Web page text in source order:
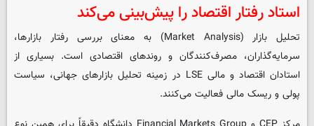
استاد رفتار اقتصاد را پیش‌بینی می‌کند
تحلیل بازار (Market Analysis) به معنای بررسی رفتار بازارها،
سرمایه‌گذاران، مصرف‌کنندگان و روندهای اقتصادی است. بسیاری از
استادان اقتصاد و مالی LSE در زمینه تحلیل بازارهای جهانی، سیاست
پولی و ریسک مالی فعالیت می‌کنند.